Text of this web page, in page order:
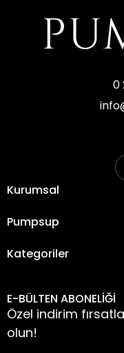
0
Kurumsal
Pumpsup
Kategoriler
E-BÜLTEN ABONELİĞİ
Özel indirim
olun!